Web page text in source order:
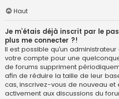
Haut
Je m’étais déjà inscrit par le
plus me connecter ?!
Il est possible qu’un
votre compte pour une
de forums suppriment
afin de réduire la taille de leur
cas, inscrivez-vous de nouveau
activement aux discussions du